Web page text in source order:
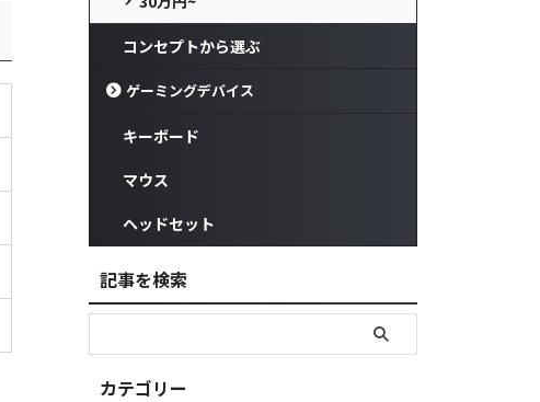
コンセプトから選ぶ
ゲーミングデバイス
キーボード
マウス
ヘッドセット
記事を検索
カテゴリー